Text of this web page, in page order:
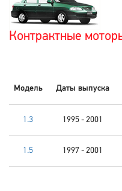
Контрактные
Модель Даты выпуска
1.3 1995 - 2001
1.5 1997 - 2001